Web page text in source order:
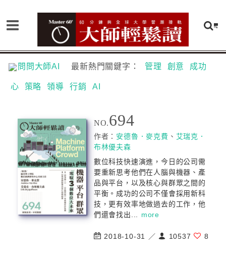
問問大師AI 最新熱門關鍵字： 管理 創意 成功
心 策略 領導 行銷 AI
NO.694
作者： 安德魯．麥克費 、 艾瑞克．
布林優夫森
數位科技快速演進，今日的公司需
要重新思考他們在人腦與機器、產
品與平台，以及核心與群眾之間的
平衡。成功的公司不僅會採用新科
技，更有效率地做過去的工作，他
們還會找出... more
2018-10-31 ／ 10537 8